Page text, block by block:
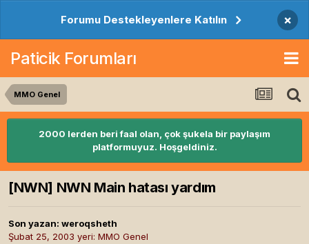
Forumu Destekleyenlere Katılın ×
Paticik Forumları
MMO Genel
2000 lerden beri faal olan, çok şukela bir paylaşım
platformuyuz. Hoşgeldiniz.
[NWN] NWN Main hatası yardım
Son yazan: weroqsheth
Şubat 25, 2003 yeri: MMO Genel